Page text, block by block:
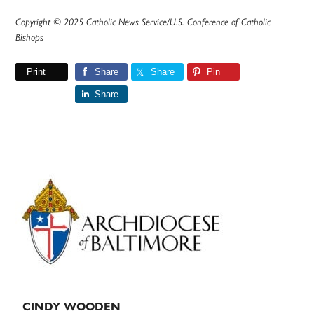
Copyright © 2025 Catholic News Service/U.S. Conference of Catholic
Bishops
Print Share Share Pin
Share
Primary
Sidebar
CINDY WOODEN